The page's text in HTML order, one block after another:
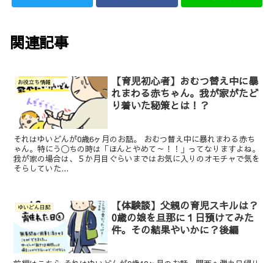
関連記事
お役立ち情報
【育児初心者】おむつ替え中に暴
れまわる赤ちゃん。我が家がたど
り着いた秘策とは！？
それはゆいどんが0歳6ヶ月のお話。 おむつ替え中に暴れまわる赤ち
ゃん。特にう〇ちの時は「ほんとやめて～！！」ってなりますよね。
我が家の場合は、５か月目ぐらいまではお気に入りのオモチャで気を
そらしていた...
ゆいどん日記
【体験談】父親の育児スキルは？
0歳の娘を旦那に１日預けてみた
件。その結果やいかに？後編